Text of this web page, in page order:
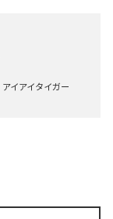
アイアイタイガー